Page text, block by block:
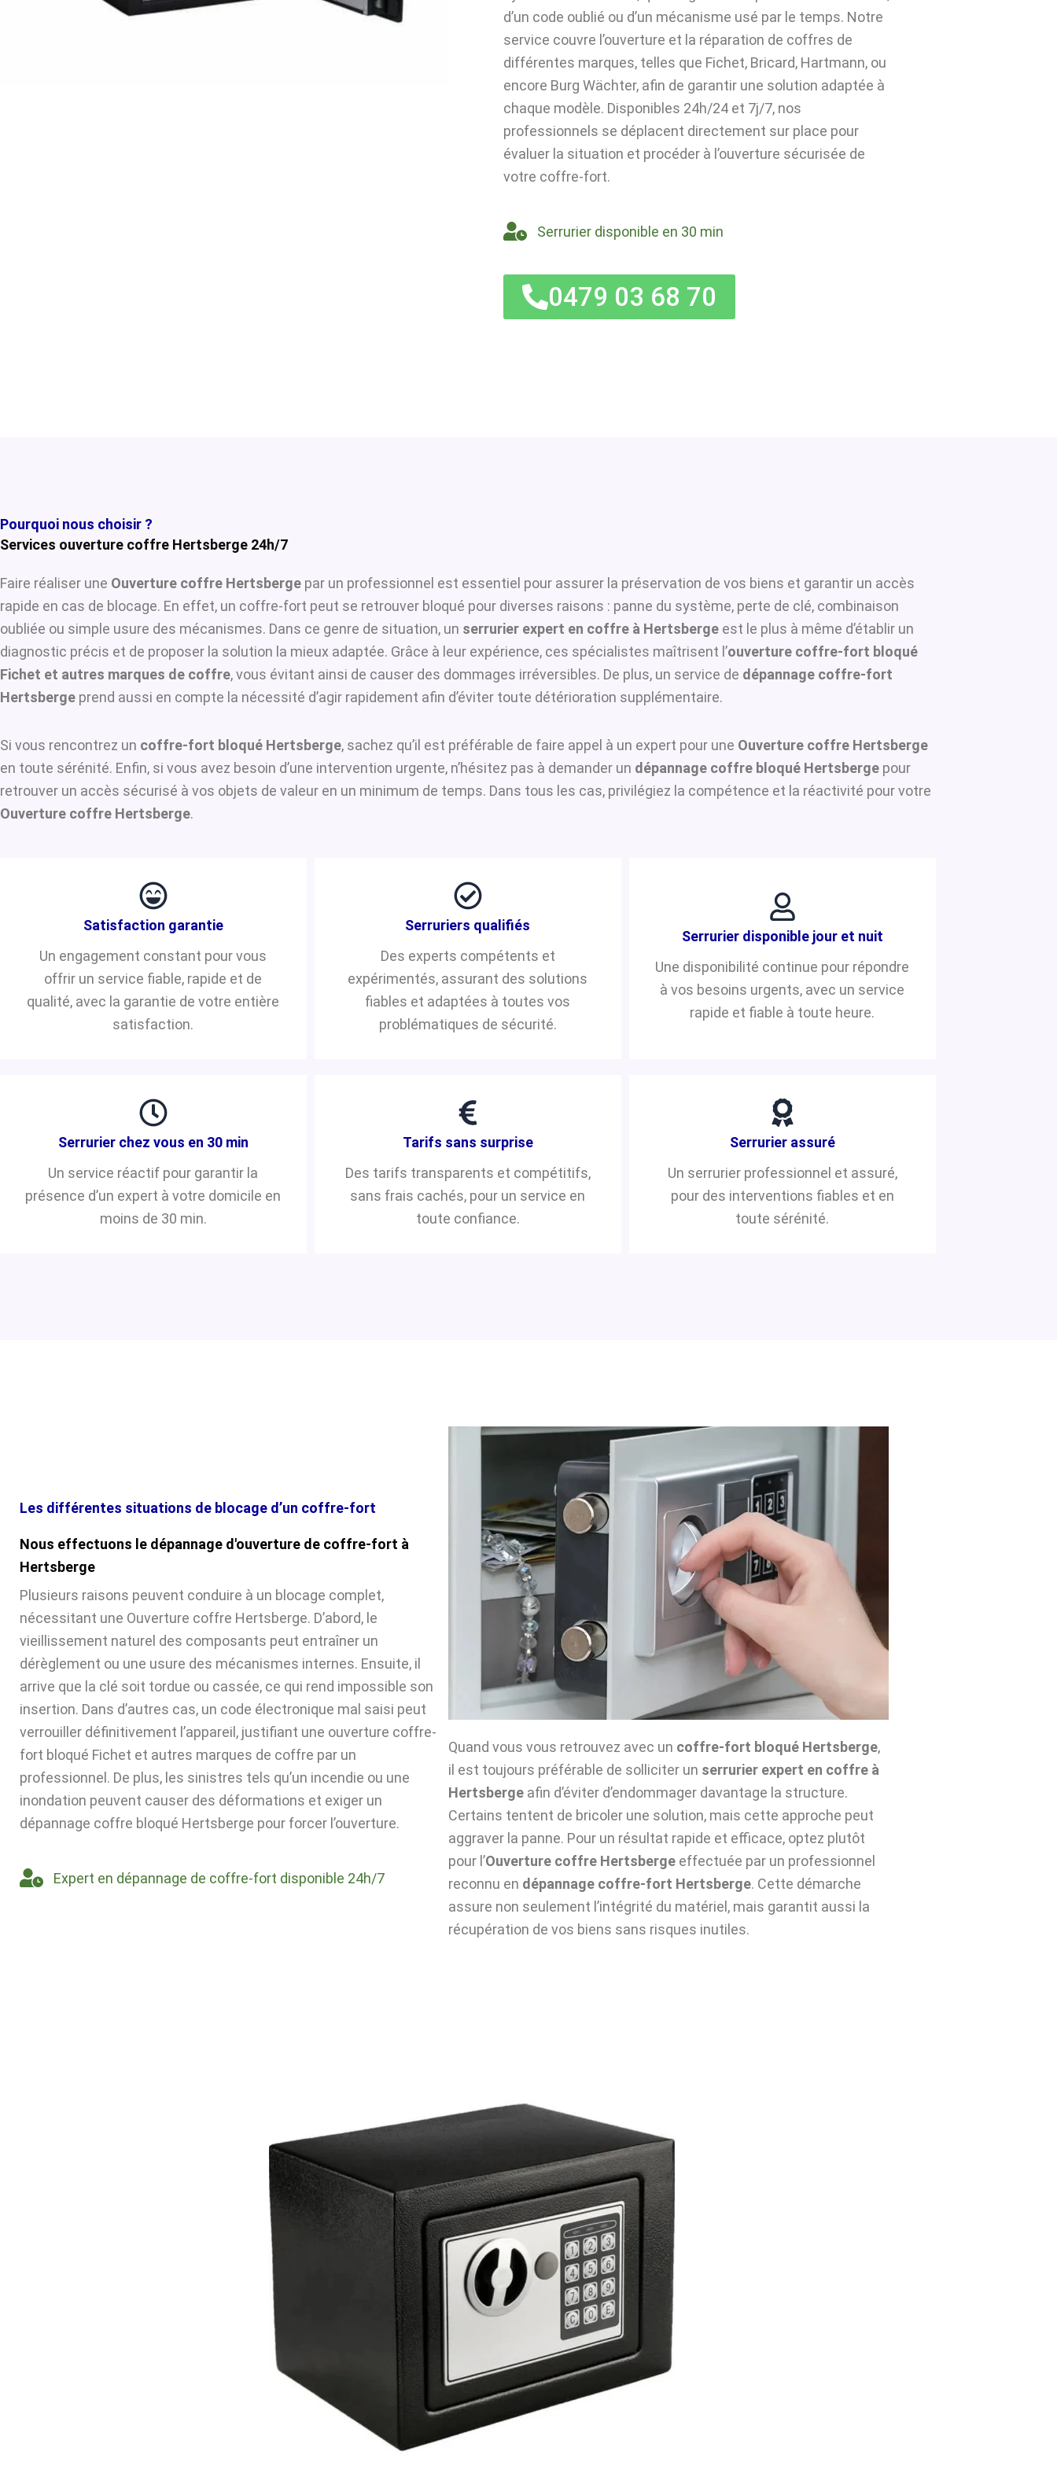
d’un code oublié ou d’un mécanisme usé par le temps. Notre
service couvre l’ouverture et la réparation de coffres de
différentes marques, telles que Fichet, Bricard, Hartmann, ou
encore Burg Wächter, afin de garantir une solution adaptée à
chaque modèle. Disponibles 24h/24 et 7j/7, nos
professionnels se déplacent directement sur place pour
évaluer la situation et procéder à l’ouverture sécurisée de
votre coffre-fort.
Serrurier disponible en 30 min
0479 03 68 70
Pourquoi nous choisir ?
Services ouverture coffre Hertsberge 24h/7
Faire réaliser une Ouverture coffre Hertsberge par un professionnel est essentiel pour assurer la préservation de vos biens et garantir un accès
rapide en cas de blocage. En effet, un coffre-fort peut se retrouver bloqué pour diverses raisons : panne du système, perte de clé, combinaison
oubliée ou simple usure des mécanismes. Dans ce genre de situation, un serrurier expert en coffre à Hertsberge est le plus à même d’établir un
diagnostic précis et de proposer la solution la mieux adaptée. Grâce à leur expérience, ces spécialistes maîtrisent l’ouverture coffre-fort bloqué
Fichet et autres marques de coffre, vous évitant ainsi de causer des dommages irréversibles. De plus, un service de dépannage coffre-fort
Hertsberge prend aussi en compte la nécessité d’agir rapidement afin d’éviter toute détérioration supplémentaire.
Si vous rencontrez un coffre-fort bloqué Hertsberge, sachez qu’il est préférable de faire appel à un expert pour une Ouverture coffre Hertsberge
en toute sérénité. Enfin, si vous avez besoin d’une intervention urgente, n’hésitez pas à demander un dépannage coffre bloqué Hertsberge pour
retrouver un accès sécurisé à vos objets de valeur en un minimum de temps. Dans tous les cas, privilégiez la compétence et la réactivité pour votre
Ouverture coffre Hertsberge.
Satisfaction garantie
Un engagement constant pour vous
offrir un service fiable, rapide et de
qualité, avec la garantie de votre entière
satisfaction.
Serruriers qualifiés
Des experts compétents et
expérimentés, assurant des solutions
fiables et adaptées à toutes vos
problématiques de sécurité.
Serrurier disponible jour et nuit
Une disponibilité continue pour répondre
à vos besoins urgents, avec un service
rapide et fiable à toute heure.
Serrurier chez vous en 30 min
Un service réactif pour garantir la
présence d’un expert à votre domicile en
moins de 30 min.
Tarifs sans surprise
Des tarifs transparents et compétitifs,
sans frais cachés, pour un service en
toute confiance.
Serrurier assuré
Un serrurier professionnel et assuré,
pour des interventions fiables et en
toute sérénité.
Les différentes situations de blocage d’un coffre-fort
Nous effectuons le dépannage d'ouverture de coffre-fort à
Hertsberge
Plusieurs raisons peuvent conduire à un blocage complet,
nécessitant une Ouverture coffre Hertsberge. D’abord, le
vieillissement naturel des composants peut entraîner un
dérèglement ou une usure des mécanismes internes. Ensuite, il
arrive que la clé soit tordue ou cassée, ce qui rend impossible son
insertion. Dans d’autres cas, un code électronique mal saisi peut
verrouiller définitivement l’appareil, justifiant une ouverture coffre-
fort bloqué Fichet et autres marques de coffre par un
professionnel. De plus, les sinistres tels qu’un incendie ou une
inondation peuvent causer des déformations et exiger un
dépannage coffre bloqué Hertsberge pour forcer l’ouverture.
Expert en dépannage de coffre-fort disponible 24h/7
Quand vous vous retrouvez avec un coffre-fort bloqué Hertsberge,
il est toujours préférable de solliciter un serrurier expert en coffre à
Hertsberge afin d’éviter d’endommager davantage la structure.
Certains tentent de bricoler une solution, mais cette approche peut
aggraver la panne. Pour un résultat rapide et efficace, optez plutôt
pour l’Ouverture coffre Hertsberge effectuée par un professionnel
reconnu en dépannage coffre-fort Hertsberge. Cette démarche
assure non seulement l’intégrité du matériel, mais garantit aussi la
récupération de vos biens sans risques inutiles.